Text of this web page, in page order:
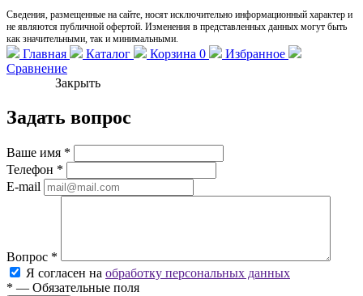
Сведения, размещенные на сайте, носят исключительно информационный характер и
не являются публичной офертой. Изменения в представленных данных могут быть
как значительными, так и минимальными.
Главная Каталог Корзина 0
Избранное
Сравнение
Закрыть
Задать вопрос
Ваше имя *
Телефон *
E-mail
Вопрос *
Я согласен на обработку персональных данных
* — Обязательные поля